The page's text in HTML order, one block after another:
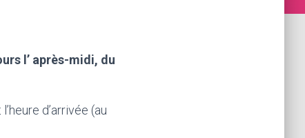
l’ après-midi, du
d’arrivée (au